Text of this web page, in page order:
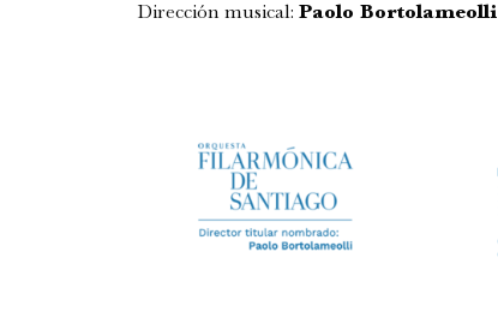
Dirección musical: Paolo Bortolameolli